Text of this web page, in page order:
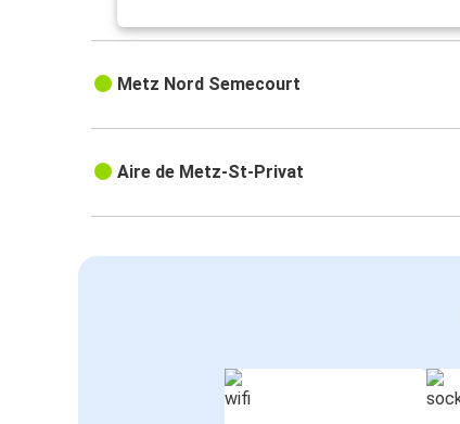
Metz Nord Semecourt
Aire de Metz-St-Privat